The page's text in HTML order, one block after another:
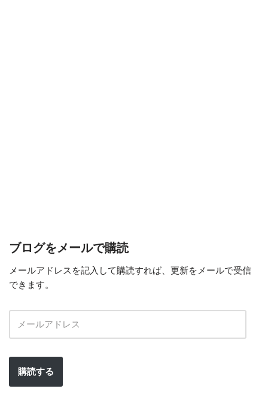
ブログをメールで購読
メールアドレスを記入して購読すれば、更新をメールで受信
できます。
購読する